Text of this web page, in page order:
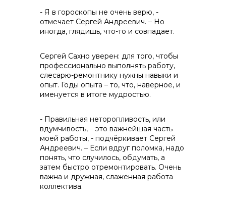
+7 (423) 234 50 50
- Я в гороскопы не очень верю, -
отмечает Сергей Андреевич. – Но
иногда, глядишь, что-то и совпадает.
Сергей Сахно уверен: для того, чтобы
профессионально выполнять работу,
слесарю-ремонтнику нужны навыки и
опыт. Годы опыта – то, что, наверное, и
именуется в итоге мудростью.
- Правильная неторопливость, или
вдумчивость, – это важнейшая часть
моей работы, - подчёркивает Сергей
Андреевич. – Если вдруг поломка, надо
понять, что случилось, обдумать, а
затем быстро отремонтировать. Очень
важна и дружная, слаженная работа
коллектива.